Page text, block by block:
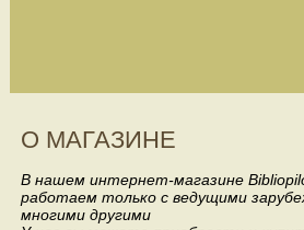
О МАГАЗИНЕ
В нашем интернет-магазине
работаем только с ведущими
многими другими